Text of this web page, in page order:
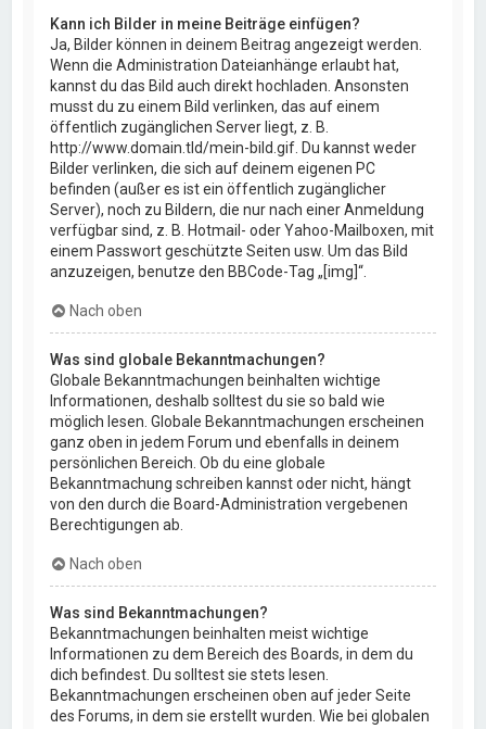
Kann ich Bilder in meine Beiträge einfügen?
Ja, Bilder können in deinem Beitrag angezeigt werden.
Wenn die Administration Dateianhänge erlaubt hat,
kannst du das Bild auch direkt hochladen. Ansonsten
musst du zu einem Bild verlinken, das auf einem
öffentlich zugänglichen Server liegt, z. B.
http://www.domain.tld/mein-bild.gif. Du kannst weder
Bilder verlinken, die sich auf deinem eigenen PC
befinden (außer es ist ein öffentlich zugänglicher
Server), noch zu Bildern, die nur nach einer Anmeldung
verfügbar sind, z. B. Hotmail- oder Yahoo-Mailboxen, mit
einem Passwort geschützte Seiten usw. Um das Bild
anzuzeigen, benutze den BBCode-Tag „[img]“.
Nach oben
Was sind globale Bekanntmachungen?
Globale Bekanntmachungen beinhalten wichtige
Informationen, deshalb solltest du sie so bald wie
möglich lesen. Globale Bekanntmachungen erscheinen
ganz oben in jedem Forum und ebenfalls in deinem
persönlichen Bereich. Ob du eine globale
Bekanntmachung schreiben kannst oder nicht, hängt
von den durch die Board-Administration vergebenen
Berechtigungen ab.
Nach oben
Was sind Bekanntmachungen?
Bekanntmachungen beinhalten meist wichtige
Informationen zu dem Bereich des Boards, in dem du
dich befindest. Du solltest sie stets lesen.
Bekanntmachungen erscheinen oben auf jeder Seite
des Forums, in dem sie erstellt wurden. Wie bei globalen